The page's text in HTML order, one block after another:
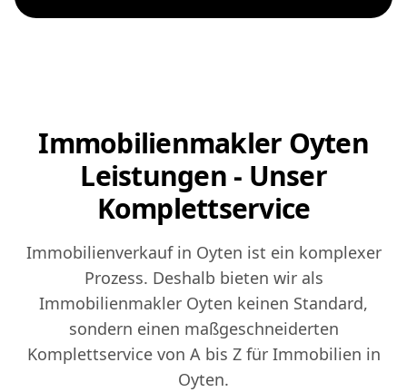
Immobilienmakler Oyten
Leistungen - Unser
Komplettservice
Immobilienverkauf in Oyten ist ein komplexer
Prozess. Deshalb bieten wir als
Immobilienmakler Oyten keinen Standard,
sondern einen maßgeschneiderten
Komplettservice von A bis Z für Immobilien in
Oyten.